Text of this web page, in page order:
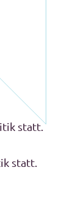
statt.
statt.